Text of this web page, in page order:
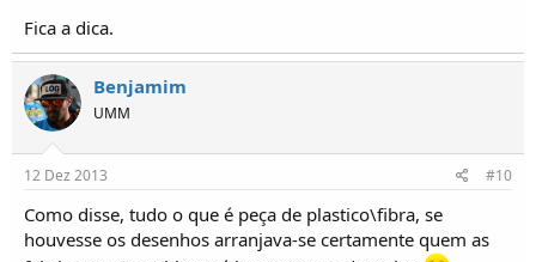
Fica a dica.
Benjamim
UMM
12 Dez 2013 #10
Como disse, tudo o que é peça de plastico\fibra, se
houvesse os desenhos arranjava-se certamente quem as